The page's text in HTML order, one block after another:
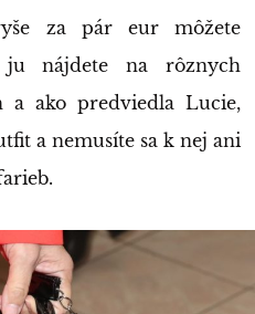
za pár eur môžete
ju nájdete na rôznych
a ako predviedla Lucie,
a nemusíte sa k nej ani